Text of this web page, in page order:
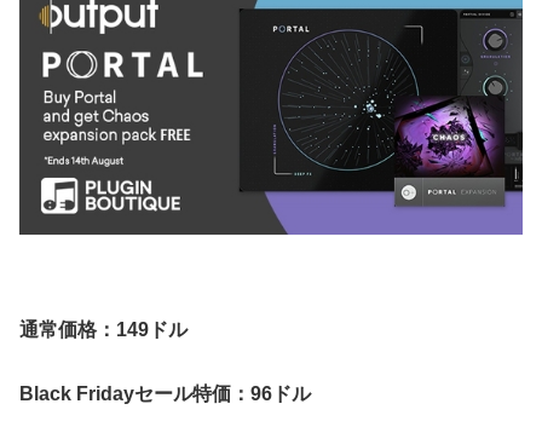
通常価格：149ドル
Black Fridayセール特価：96ドル